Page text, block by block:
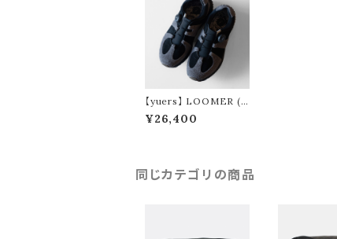
【yuers】 LOOMER (b
lack)
¥26,400
同じカテゴリの商品